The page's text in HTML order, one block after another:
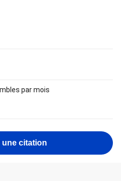
par mois
une citation